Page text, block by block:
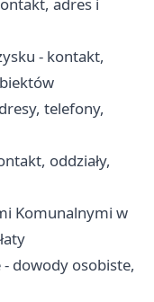
- kontakt,
telefony,
oddziały,
Komunalnymi w
- dowody osobiste,